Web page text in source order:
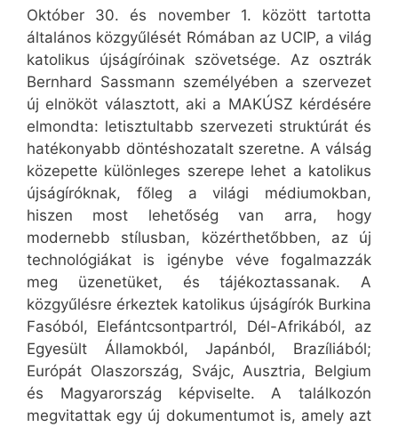
Október 30. és november 1. között tartotta
általános közgyűlését Rómában az UCIP, a világ
katolikus újságíróinak szövetsége. Az osztrák
Bernhard Sassmann személyében a szervezet
új elnököt választott, aki a MAKÚSZ kérdésére
elmondta: letisztultabb szervezeti struktúrát és
hatékonyabb döntéshozatalt szeretne. A válság
közepette különleges szerepe lehet a katolikus
újságíróknak, főleg a világi médiumokban,
hiszen most lehetőség van arra, hogy
modernebb stílusban, közérthetőbben, az új
technológiákat is igénybe véve fogalmazzák
meg üzenetüket, és tájékoztassanak. A
közgyűlésre érkeztek katolikus újságírók Burkina
Fasóból, Elefántcsontpartról, Dél-Afrikából, az
Egyesült Államokból, Japánból, Brazíliából;
Európát Olaszország, Svájc, Ausztria, Belgium
és Magyarország képviselte. A találkozón
megvitattak egy új dokumentumot is, amely azt